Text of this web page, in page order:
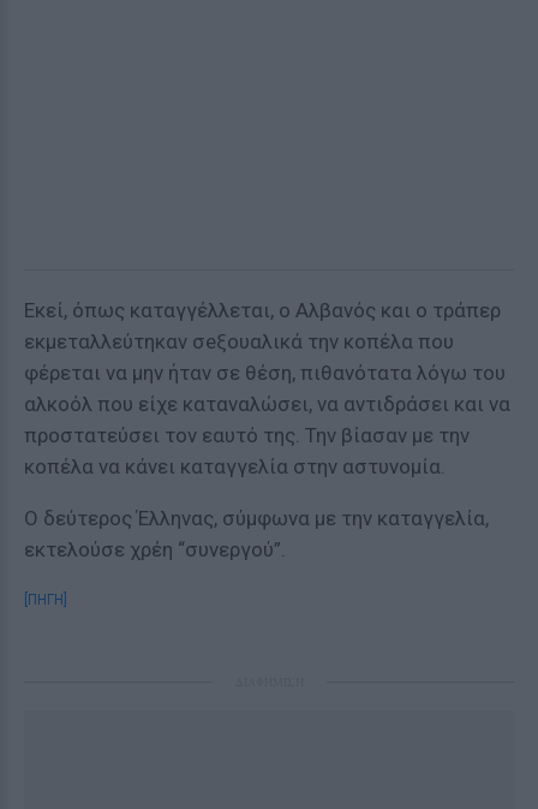
Εκεί, όπως καταγγέλλεται, ο Αλβανός και ο τράπερ
εκμεταλλεύτηκαν σeξουαλικά την κοπέλα που
φέρεται να μην ήταν σε θέση, πιθανότατα λόγω του
αλκοόλ που είχε καταναλώσει, να αντιδράσει και να
προστατεύσει τον εαυτό της. Την βίασαν με την
κοπέλα να κάνει καταγγελία στην αστυνομία.
Ο δεύτερος Έλληνας, σύμφωνα με την καταγγελία,
εκτελούσε χρέη “συνεργού”.
[ΠΗΓΗ]